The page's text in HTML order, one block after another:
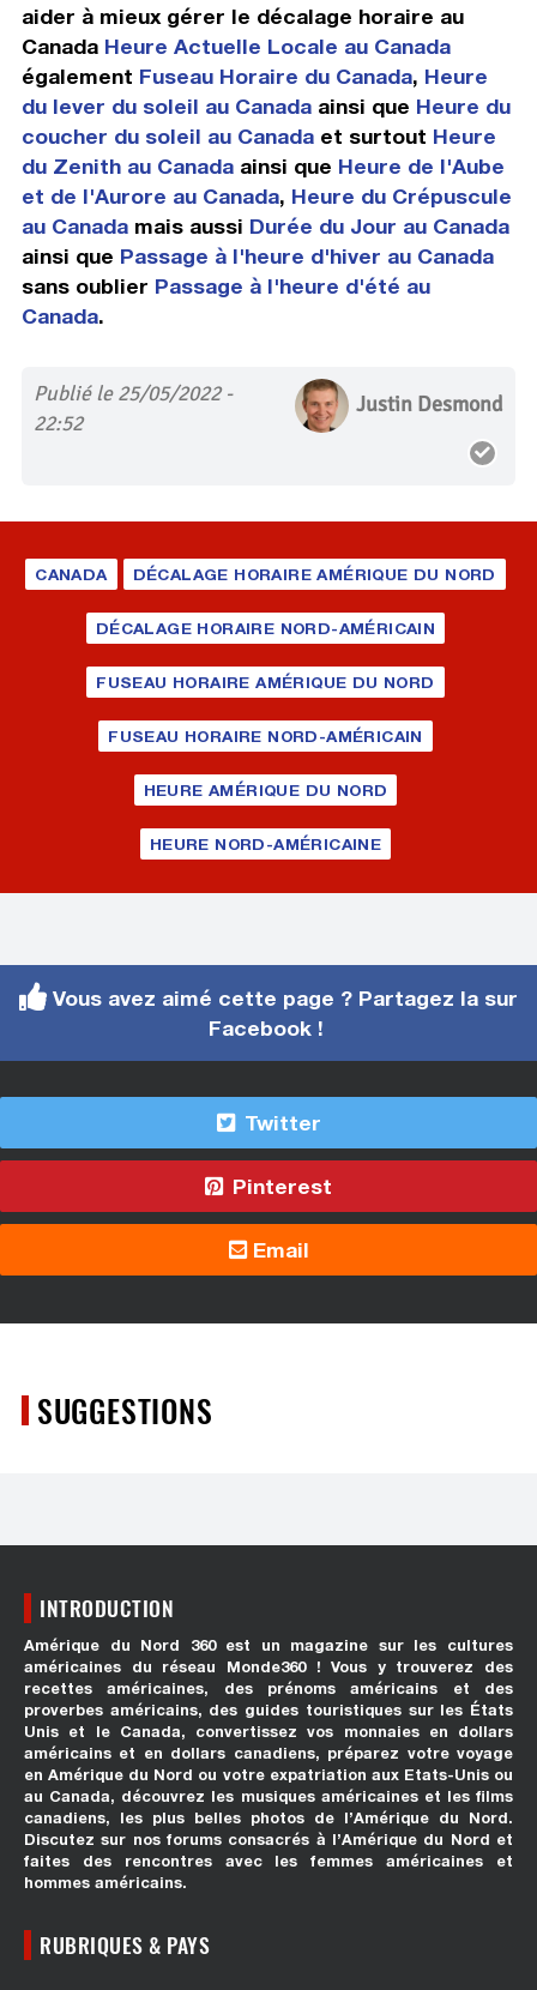
aider à mieux gérer le décalage horaire au
Canada Heure Actuelle Locale au Canada
également Fuseau Horaire du Canada, Heure
du lever du soleil au Canadaainsi que Heure du
coucher du soleil au Canadaet surtout Heure
du Zenith au Canadaainsi que Heure de l'Aube
et de l'Aurore au Canada, Heure du Crépuscule
au Canadamais aussi Durée du Jour au Canada
ainsi que Passage à l'heure d'hiver au Canada
sans oublier Passage à l'heure d'été au
Canada.
Publié le 25/05/2022 -
22:52
Justin Desmond
CANADA DÉCALAGE HORAIRE AMÉRIQUE DU NORD
DÉCALAGE HORAIRE NORD-AMÉRICAIN
FUSEAU HORAIRE AMÉRIQUE DU NORD
FUSEAU HORAIRE NORD-AMÉRICAIN
HEURE AMÉRIQUE DU NORD
HEURE NORD-AMÉRICAINE
Vous avez aimé cette page ? Partagez la sur
Facebook !
Twitter
Pinterest
Email
SUGGESTIONS
INTRODUCTION
Amérique du Nord 360 est un magazine sur les cultures
américaines du réseau Monde360 ! Vous y trouverez des
recettes américaines, des prénoms américains et des
proverbes américains, des guides touristiques sur les États
Unis et le Canada, convertissez vos monnaies en dollars
américains et en dollars canadiens, préparez votre voyage
en Amérique du Nord ou votre expatriation aux Etats-Unis ou
au Canada, découvrez les musiques américaines et les films
canadiens, les plus belles photos de l’Amérique du Nord.
Discutez sur nos forums consacrés à l’Amérique du Nord et
faites des rencontres avec les femmes américaines et
hommes américains.
RUBRIQUES & PAYS